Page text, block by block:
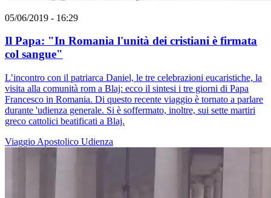
05/06/2019 - 16:29
Il Papa: "In Romania l'unità dei cristiani è firmata
col sangue"
L’incontro con il patriarca Daniel, le tre celebrazioni eucaristiche, la
visita alla comunità rom a Blaj: ecco il sintesi i tre giorni di Papa
Francesco in Romania. Di questo recente viaggio è tornato a parlare
durante 'udienza generale. Si è soffermato, inoltre, sui sette martiri
greco cattolici beatificati a Blaj.
Viaggio Apostolico Udienza